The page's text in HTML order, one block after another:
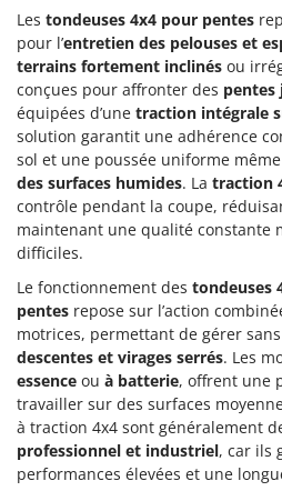
Olix
OMA
Omas
Ompagrill
Ooni
Oriental Koshin
Outdoorchef
P
Palazzetti
Palumbo Pavi
Partisani
Paterlini
Philips
Pramac
Prismafood
Les tondeuses 4x4 pour pentes
pour l’entretien des pelouses et
terrains fortement inclinés ou
conçues pour affronter des pentes
équipées d’une traction intégrale
solution garantit une adhérence
sol et une poussée uniforme
des surfaces humides. La traction
contrôle pendant la coupe,
maintenant une qualité constante
difficiles.
Le fonctionnement des tondeuses
pentes repose sur l’action
motrices, permettant de gérer
descentes et virages serrés. Les
essence ou à batterie, offrent une
travailler sur des surfaces
à traction 4x4 sont généralement
professionnel et industriel, car ils
performances élevées et une